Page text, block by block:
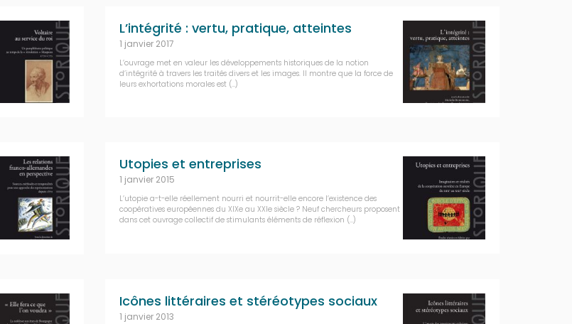
L’intégrité : vertu, pratique, atteintes
1 janvier 2017
L’ouvrage met en valeur les développements historiques de la notion
d’intégrité à travers les traités divers et les images. Il montre que la force de
leurs exhortations morales est (…)
Utopies et entreprises
1 janvier 2015
L’utopie a-t-elle réellement nourri et nourrit-elle encore l’existence des
coopératives européennes du XIXe au XXIe siècle ? Neuf chercheurs proposent
dans cet ouvrage collectif de stimulants éléments de réflexion (…)
Icônes littéraires et stéréotypes sociaux
1 janvier 2013